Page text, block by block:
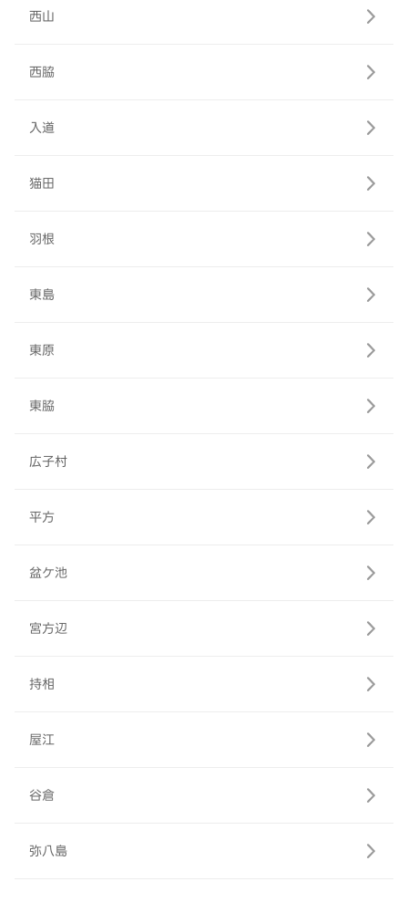
西山
西脇
入道
猫田
羽根
東島
東原
東脇
広子村
平方
盆ケ池
宮方辺
持相
屋江
谷倉
弥八島